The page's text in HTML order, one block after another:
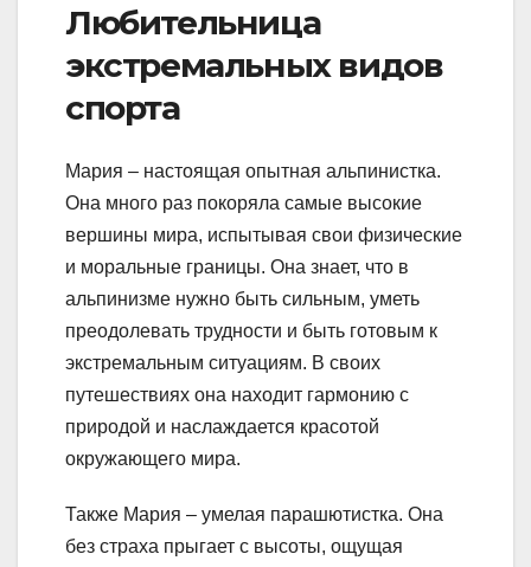
Любительница
экстремальных видов
спорта
Мария – настоящая опытная альпинистка.
Она много раз покоряла самые высокие
вершины мира, испытывая свои физические
и моральные границы. Она знает, что в
альпинизме нужно быть сильным, уметь
преодолевать трудности и быть готовым к
экстремальным ситуациям. В своих
путешествиях она находит гармонию с
природой и наслаждается красотой
окружающего мира.
Также Мария – умелая парашютистка. Она
без страха прыгает с высоты, ощущая